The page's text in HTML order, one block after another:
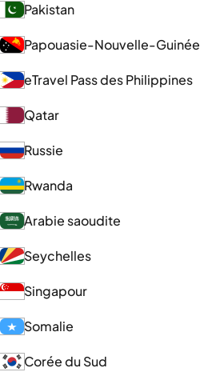
Pakistan
Papouasie-Nouvelle-Guinée
eTravel Pass des Philippines
Qatar
Russie
Rwanda
Arabie saoudite
Seychelles
Singapour
Somalie
Corée du Sud